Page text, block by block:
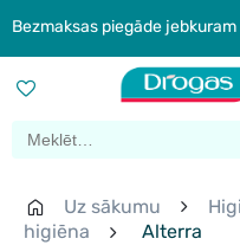
Bezmaksas piegāde
Uz sākumu
higiēna
Alterra